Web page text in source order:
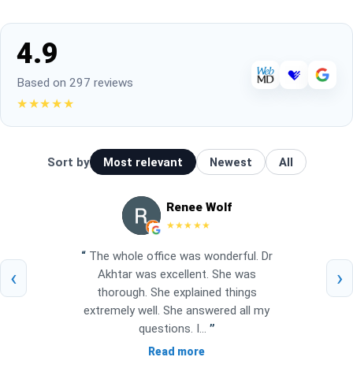
4.9
Based on 297 reviews
★★★★★
Sort by Most relevant Newest All
‹
Renee Wolf
★★★★★
“ The whole office was wonderful. Dr
Akhtar was excellent. She was
thorough. She explained things
extremely well. She answered all my
questions. I... ”
Read more
›